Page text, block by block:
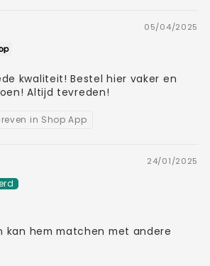
05/04/2025
kwaliteit! Bestel hier vaker en
Altijd tevreden!
in Shop App
24/01/2025
kan hem matchen met andere